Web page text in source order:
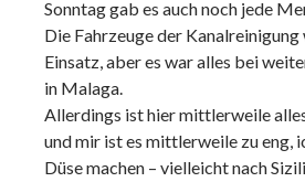
Sonntag gab es auch noch jede
Die Fahrzeuge der Kanalreinigung
Einsatz, aber es war alles bei
in Malaga.
Allerdings ist hier mittlerweile
und mir ist es mittlerweile zu eng,
Düse machen – vielleicht nach